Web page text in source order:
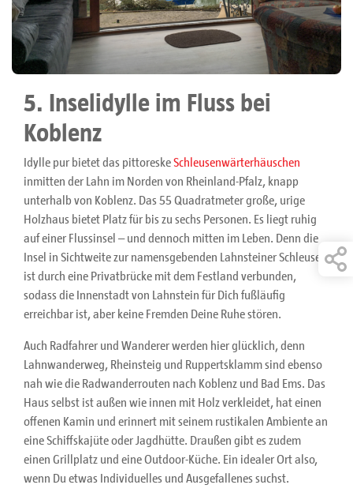
5. Inselidylle im Fluss bei
Koblenz
Idylle pur bietet das pittoreskeSchleusenwärterhäuschen
inmitten der Lahn im Norden von Rheinland-Pfalz, knapp
unterhalb von Koblenz. Das 55 Quadratmeter große, urige
Holzhaus bietet Platz für bis zu sechs Personen. Es liegt ruhig
auf einer Flussinsel – und dennoch mitten im Leben. Denn die
Insel in Sichtweite zur namensgebenden Lahnsteiner Schleuse
ist durch eine Privatbrücke mit dem Festland verbunden,
sodass die Innenstadt von Lahnstein für Dich fußläufig
erreichbar ist, aber keine Fremden Deine Ruhe stören.
Auch Radfahrer und Wanderer werden hier glücklich, denn
Lahnwanderweg, Rheinsteig und Ruppertsklamm sind ebenso
nah wie die Radwanderrouten nach Koblenz und Bad Ems. Das
Haus selbst ist außen wie innen mit Holz verkleidet, hat einen
offenen Kamin und erinnert mit seinem rustikalen Ambiente an
eine Schiffskajüte oder Jagdhütte. Draußen gibt es zudem
einen Grillplatz und eine Outdoor-Küche. Ein idealer Ort also,
wenn Du etwas Individuelles und Ausgefallenes suchst.